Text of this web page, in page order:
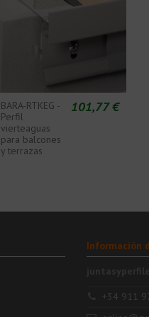
BARA-RTKEG -
Perfil
vierteaguas
para balcones
y terrazas
101,77 €
Información
+34 911